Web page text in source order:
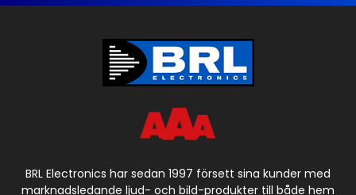
BRL Electronics har sedan 1997 försett sina kunder med
marknadsledande ljud- och bild-produkter till både hem